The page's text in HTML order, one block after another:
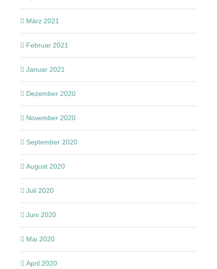
März 2021
Februar 2021
Januar 2021
Dezember 2020
November 2020
September 2020
August 2020
Juli 2020
Juni 2020
Mai 2020
April 2020